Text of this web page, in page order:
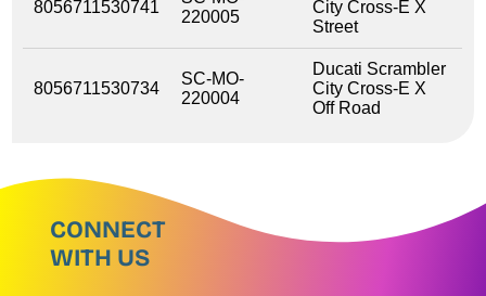
8056711530741
220005
City Cross-E X
Street
8056711530734
SC-MO-
220004
Ducati Scrambler
City Cross-E X
Off Road
CONNECT
WITH US